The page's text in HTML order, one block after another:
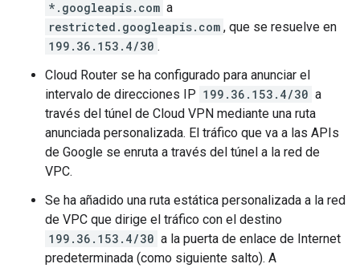
*.googleapis.com a
restricted.googleapis.com , que se resuelve en
199.36.153.4/30 .
Cloud Router se ha configurado para anunciar el
intervalo de direcciones IP 199.36.153.4/30 a
través del túnel de Cloud VPN mediante una ruta
anunciada personalizada. El tráfico que va a las APIs
de Google se enruta a través del túnel a la red de
VPC.
Se ha añadido una ruta estática personalizada a la red
de VPC que dirige el tráfico con el destino
199.36.153.4/30 a la puerta de enlace de Internet
predeterminada (como siguiente salto). A